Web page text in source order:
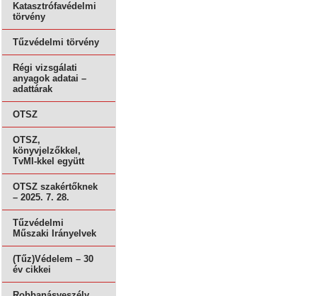
Katasztrófavédelmi
törvény
Tűzvédelmi törvény
Régi vizsgálati
anyagok adatai –
adattárak
OTSZ
OTSZ,
könyvjelzőkkel,
TvMI-kkel együtt
OTSZ szakértőknek
– 2025. 7. 28.
Tűzvédelmi
Műszaki Irányelvek
(Tűz)Védelem – 30
év cikkei